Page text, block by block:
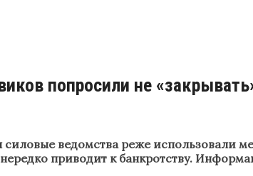
попросили не
ведомства реже использовали
приводит к банкротству.